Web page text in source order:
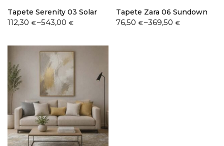
Tapete Serenity 03 Solar
112,30 €–543,00€
Price
543,00 €
Tapete Zara 06 Sundown
76,50 €–369,50 €
Price